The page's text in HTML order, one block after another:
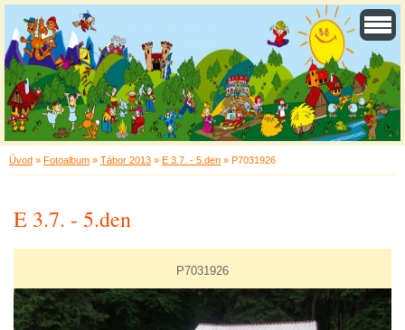
Úvod » Fotoalbum » Tábor 2013 » E 3.7. - 5.den » P7031926
E 3.7. - 5.den
P7031926